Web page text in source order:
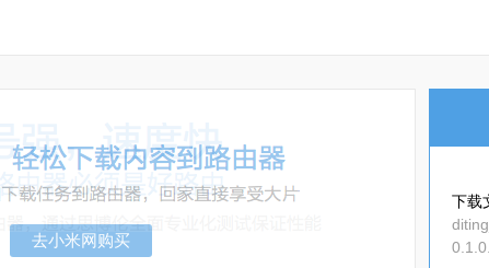
下载